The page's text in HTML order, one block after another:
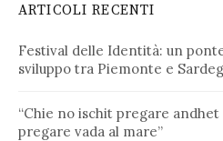
ARTICOLI RECENTI
Festival delle Identità: un
sviluppo tra Piemonte e
“Chie no ischit pregare
pregare vada al mare”